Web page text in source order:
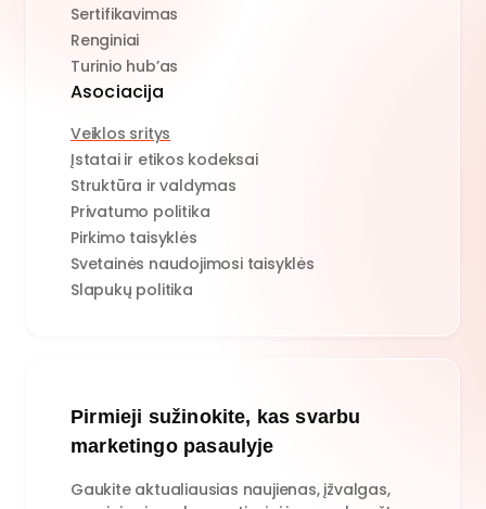
Sertifikavimas
Renginiai
Turinio hub’as
Asociacija
Veiklos sritys
Įstatai ir etikos kodeksai
Struktūra ir valdymas
Privatumo politika
Pirkimo taisyklės
Svetainės naudojimosi taisyklės
Slapukų politika
Pirmieji sužinokite, kas svarbu
marketingo pasaulyje
Gaukite aktualiausias naujienas, įžvalgas,